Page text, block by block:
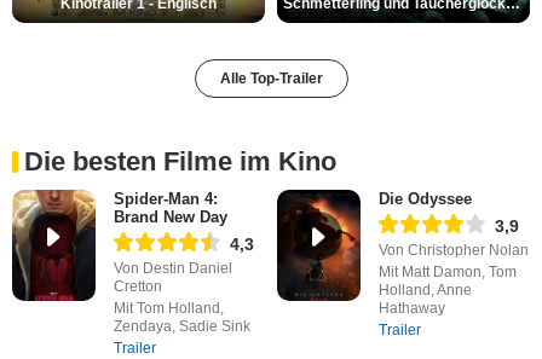
Kinotrailer 1 - Englisch Schmetterling und Taucherglocke Trailer DF
Alle Top-Trailer
Die besten Filme im Kino
Spider-Man 4:
Brand New Day
4,3
Von Destin Daniel
Cretton
Mit Tom Holland,
Zendaya, Sadie Sink
Trailer
Die Odyssee
3,9
Von Christopher Nolan
Mit Matt Damon, Tom
Holland, Anne
Hathaway
Trailer